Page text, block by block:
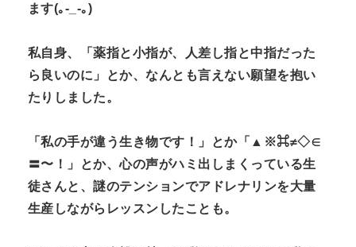
ます(｡-_-｡)
私自身、「薬指と小指が、人差し指と中指だった
ら良いのに」とか、なんとも言えない願望を抱い
たりしました。
「私の手が違う生き物です！」とか「▲※⌘≠◇∈
〓〜！」とか、心の声がハミ出しまくっている生
徒さんと、謎のテンションでアドレナリンを大量
生産しながらレッスンしたことも。